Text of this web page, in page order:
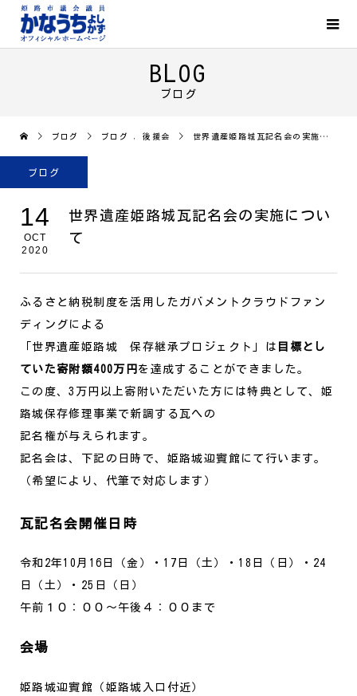
BLOG
ブログ
ブログ ブログ ,後援会 世界遺産姫路城瓦記名会の実施について
ブログ
14
OCT
2020
世界遺産姫路城瓦記名会の実施につい
て
ふるさと納税制度を活用したガバメントクラウドファン
ディングによる
「世界遺産姫路城 保存継承プロジェクト」は 目標とし
ていた寄附額400万円 を達成することができました。
この度、3万円以上寄附いただいた方には特典として、姫
路城保存修理事業で新調する瓦への
記名権が与えられます。
記名会は、下記の日時で、姫路城迎賓館にて行います。
（希望により、代筆で対応します）
瓦記名会開催日時
令和2年10月16日（金）・17日（土）・18日（日）・24
日（土）・25日（日）
午前１０：００～午後４：００まで
会場
姫路城迎賓館（姫路城入口付近）